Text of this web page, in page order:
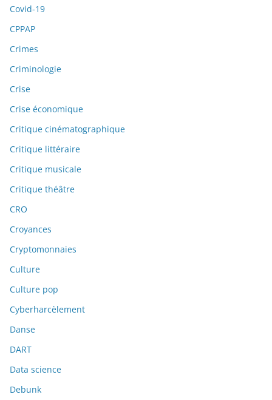
Covid-19
CPPAP
Crimes
Criminologie
Crise
Crise économique
Critique cinématographique
Critique littéraire
Critique musicale
Critique théâtre
CRO
Croyances
Cryptomonnaies
Culture
Culture pop
Cyberharcèlement
Danse
DART
Data science
Debunk